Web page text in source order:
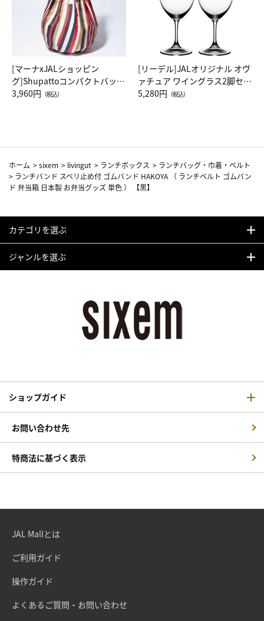
[マーナxJALショッピン
グ]Shupattoコンパクトバッグ
Drop JAL客室乗務員（LC）ス
3,960円 （税込）
[リーデル]JALオリジナル オヴ
ァチュア ワイングラス2脚セッ
ト（レッドワイン）
5,280円 （税込）
ホーム >sixem > livingut > ランチボックス > ランチバッグ・巾着・ベルト
> ランチバンド スベリ止め付 ゴムバンド HAKOYA （ ランチベルト ゴムバン
ド 弁当箱 日本製 お弁当グッズ 単色 ） 【黒】
カテゴリを選ぶ
ジャンルを選ぶ
ショップガイド
お問い合わせ先
特商法に基づく表示
JAL Mallとは
ご利用ガイド
操作ガイド
よくあるご質問・お問い合わせ